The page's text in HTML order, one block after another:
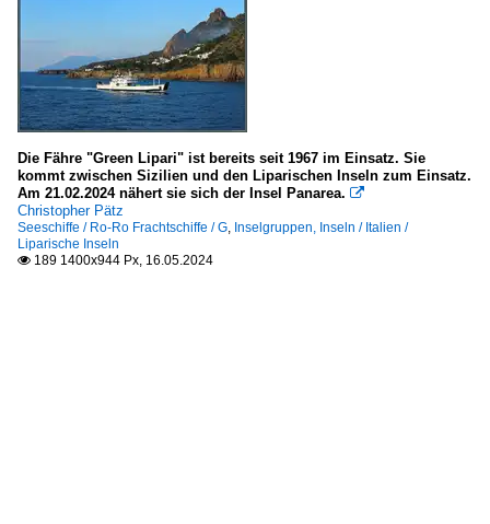
Die Fähre "Green Lipari" ist bereits seit 1967 im Einsatz. Sie
kommt zwischen Sizilien und den Liparischen Inseln zum Einsatz.
Am 21.02.2024 nähert sie sich der Insel Panarea. 
Christopher Pätz
Seeschiffe / Ro-Ro Frachtschiffe / G Inselgruppen, Inseln / Italien /
Liparische Inseln
 189 1400x944 Px, 16.05.2024